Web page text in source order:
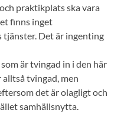
praktikplats ska vara
finns inget
tjänster. Det är ingenting
är tvingad in i den här
tvingad, men
det är olagligt och
samhällsnytta.